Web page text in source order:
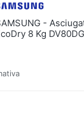
-
8 Kg